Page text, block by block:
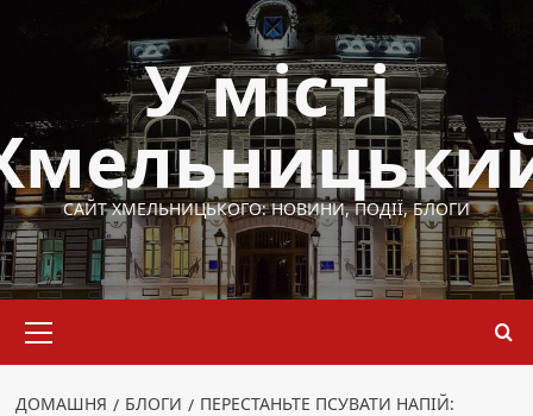
У місті
САЙТ ХМЕЛЬНИЦЬКОГО: НОВИНИ, ПОДІЇ, БЛОГИ
меню
ДОМАШНЯ БЛОГИ
ПЕРЕСТАНЬТЕ ПСУВАТИ НАПІЙ: